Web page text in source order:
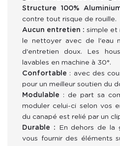
Structure 100%
contre tout risque de rouille.
Aucun entretien : simple et
le nettoyer avec de l'eau
d'entretien doux. Les
lavables en machine à 30°.
Confortable : avec des
pour un meilleur soutien du
Modulable : de part sa
moduler celui-ci selon vos
du canapé est relié par un
Durable : En dehors de la
vous fournir des éléments